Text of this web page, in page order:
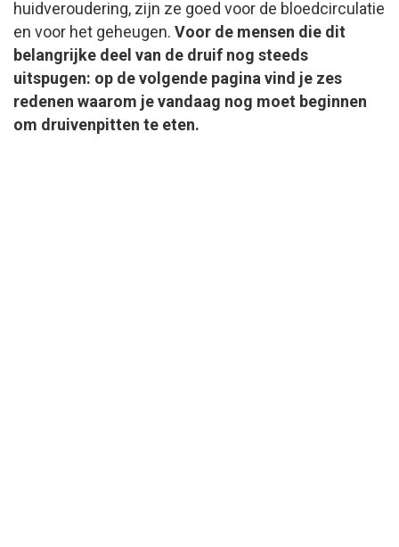
huidveroudering, zijn ze goed voor de bloedcirculatie
en voor het geheugen. Voor de mensen die dit
belangrijke deel van de druif nog steeds
uitspugen: op de volgende pagina vind je zes
redenen waarom je vandaag nog moet beginnen
om druivenpitten te eten.